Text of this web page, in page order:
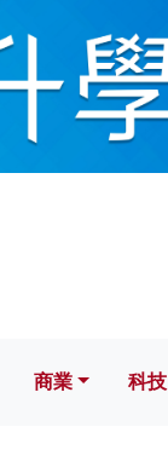
科技
商業 科技